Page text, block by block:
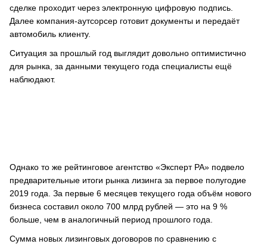
сделке проходит через электронную цифровую подпись.
Далее компания-аутсорсер готовит документы и передаёт
автомобиль клиенту.
Ситуация за прошлый год выглядит довольно оптимистично
для рынка, за данными текущего года специалисты ещё
наблюдают.
Однако то же рейтинговое агентство «Эксперт РА» подвело
предварительные итоги рынка лизинга за первое полугодие
2019 года. За первые 6 месяцев текущего года объём нового
бизнеса составил около 700 млрд рублей — это на 9 %
больше, чем в аналогичный период прошлого года.
Сумма новых лизинговых договоров по сравнению с